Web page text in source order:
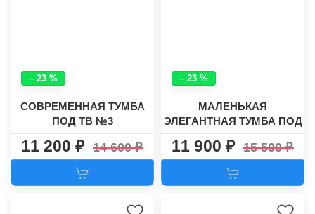
– 23 %
СОВРЕМЕННАЯ ТУМБА
ПОД ТВ №3
11 200 14 600
– 23 %
МАЛЕНЬКАЯ
ЭЛЕГАНТНАЯ ТУМБА ПОД
ТВ №4
11 900 15 500